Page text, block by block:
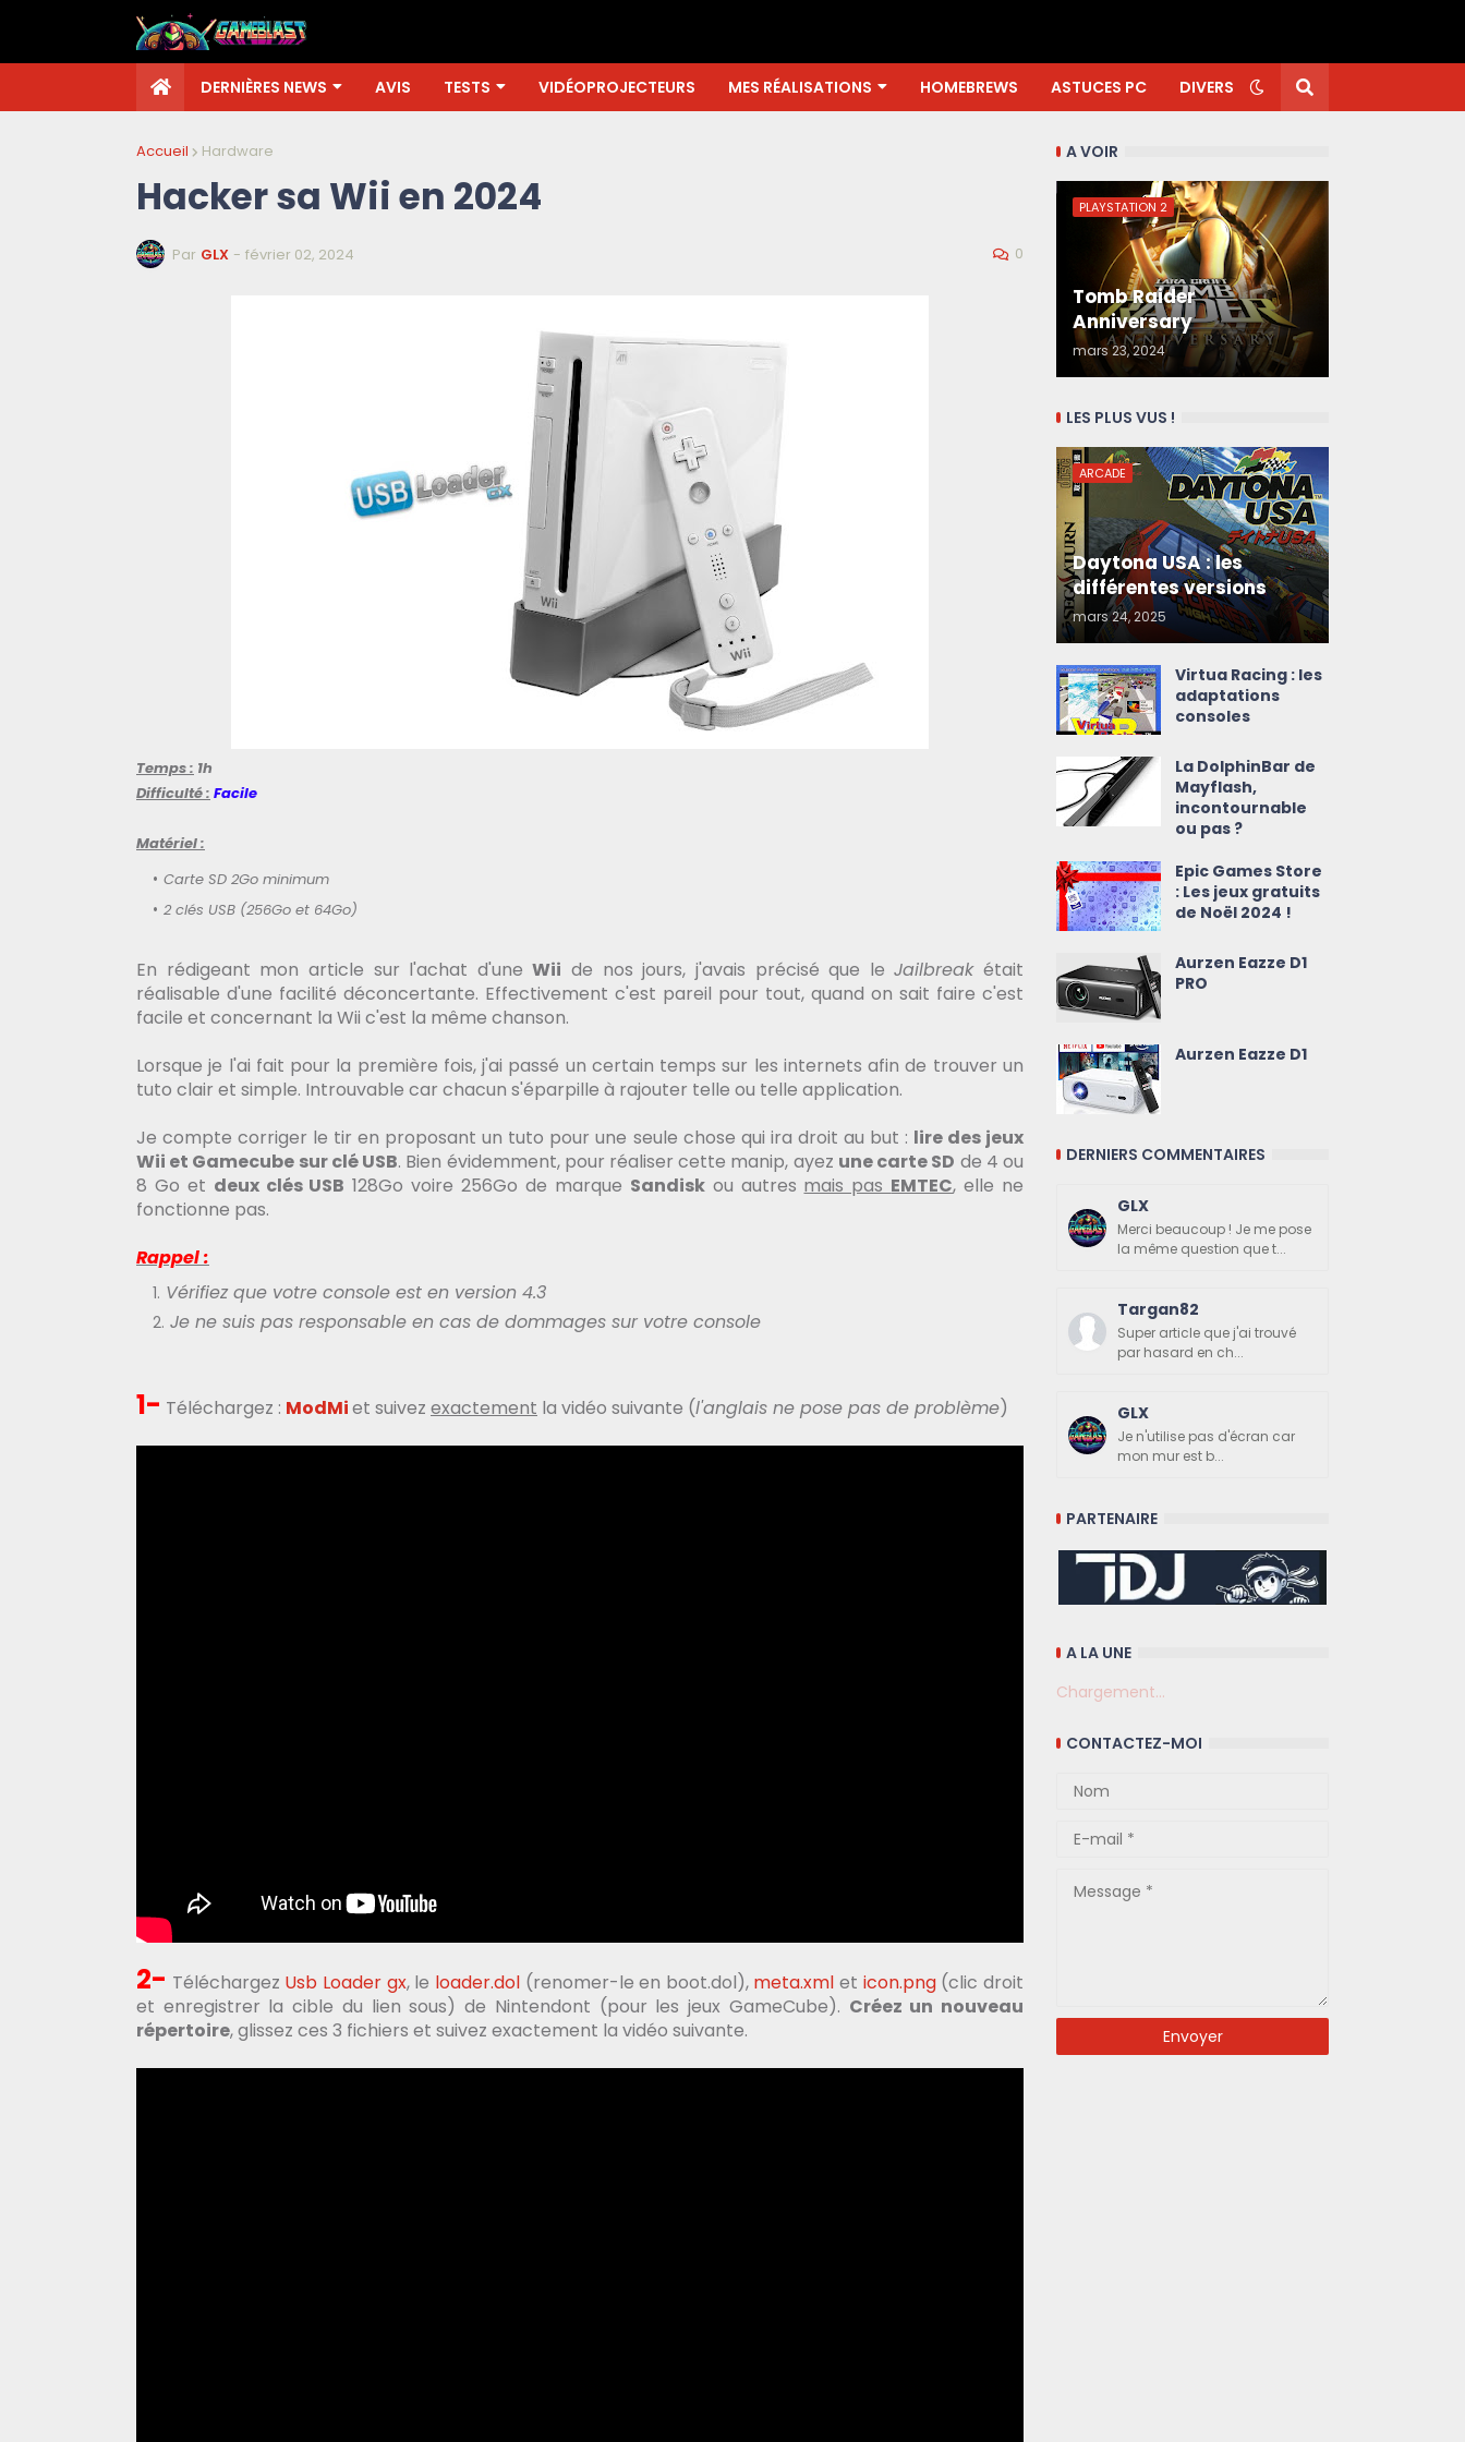
DERNIÈRES NEWS AVIS TESTS VIDÉOPROJECTEURS MES RÉALISATIONS HOMEBREWS ASTUCES PC DIVERS
Accueil Hardware
Hacker sa Wii en 2024
Par GLX - février 02, 2024 0
Temps : 1h
Difficulté : Facile
Matériel :
Carte SD 2Go minimum
2 clés USB (256Go et 64Go)
En rédigeant mon article sur l'achat d'uneWii de nos jours, j'avais précisé que leJailbreakétait
réalisable d'une facilité déconcertante. Effectivement c'est pareil pour tout, quand on sait faire c'est
facile et concernant la Wii c'est la même chanson.
Lorsque je l'ai fait pour la première fois, j'ai passé un certain temps sur les internets afin de trouver un
tuto clair et simple. Introuvable car chacun s'éparpille à rajouter telle ou telle application.
Je compte corriger le tir en proposant un tuto pour une seule chose qui ira droit au but : lire des jeux
Wii et Gamecube sur clé USB. Bien évidemment, pour réaliser cette manip, ayez une carte SD de 4 ou
8 Go et deux clés USB 128Go voire 256Go de marque Sandiskou autres mais pas EMTEC, elle ne
fonctionne pas.
Rappel :
Vérifiez que votre console est en version 4.3
Je ne suis pas responsable en cas de dommages sur votre console
1- Téléchargez : ModMiet suivez exactement la vidéo suivante (l'anglais ne pose pas de problème)
2- Téléchargez Usb Loader gx, le loader.dol(renomer-le en boot.dol), meta.xml et icon.png(clic droit
et enregistrer la cible du lien sous) de Nintendont (pour les jeux GameCube). Créez un nouveau
répertoire, glissez ces 3 fichiers et suivez exactement la vidéo suivante.
A VOIR
PLAYSTATION 2
Tomb Raider
Anniversary
mars 23, 2024
LES PLUS VUS !
ARCADE
Daytona USA : les
différentes versions
mars 24, 2025
Virtua Racing : les
adaptations
consoles
La DolphinBar de
Mayflash,
incontournable
ou pas ?
Epic Games Store
: Les jeux gratuits
de Noël 2024 !
Aurzen Eazze D1
PRO
Aurzen Eazze D1
DERNIERS COMMENTAIRES
GLX
Merci beaucoup ! Je me pose
la même question que t...
Targan82
Super article que j'ai trouvé
par hasard en ch...
GLX
Je n'utilise pas d'écran car
mon mur est b...
PARTENAIRE
A LA UNE
Chargement...
CONTACTEZ-MOI